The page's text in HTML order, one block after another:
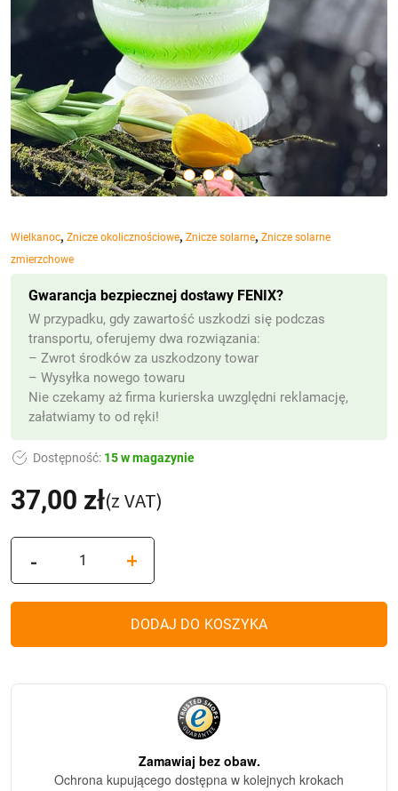
Wielkanoc, Znicze okolicznościowe, Znicze solarne, Znicze solarne
zmierzchowe
37,00 zł(z VAT)
Dostępność: 15 w magazynie
Gwarancja bezpiecznej dostawy FENIX?
W przypadku, gdy zawartość uszkodzi się podczas
transportu, oferujemy dwa rozwiązania:
– Zwrot środków za uszkodzony towar
– Wysyłka nowego towaru
Nie czekamy aż firma kurierska uwzględni reklamację,
załatwiamy to od ręki!
-
Znicz
Wielkanocny
+
DODAJ DO KOSZYKA